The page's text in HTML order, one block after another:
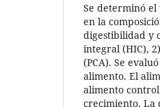
Se determinó
en la
digestibilidad y
integral (HIC),
(PCA). Se
alimento. El
alimento
crecimiento. La